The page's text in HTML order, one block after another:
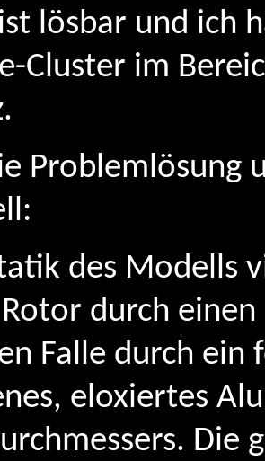
lösbar und ich
Cluster im
Problemlösung
des Modells
durch
Falle durch
eloxiertes
Die